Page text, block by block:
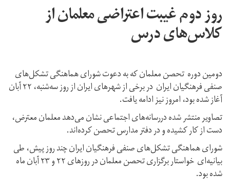
روز دوم غیبت اعتراضی معلمان از
کلاس‌های درس
دومین دوره تحصن معلمان که به دعوت شورای هماهنگی تشکل‌های
صنفی فرهنگیان ایران در برخی از شهرهای ایران از روز سه‌شنبه، ۲۲ آبان
آغاز شده بود، امروز نیز ادامه یافت.
تصاویر منتشر شده دررسانه‌های اجتماعی نشان می‌دهد معلمان معترض،
دست از کار کشیده و در دفتر مدارس تحصن کرده‌اند.
شورای هماهنگی تشکل‌های صنفی فرهنگیان ایران چند روز پیش، طی
بیانیه‌ای خواستار برگزاری تحصن معلمان در روزهای ۲۲ و ۲۳ آبان ماه
شده بود.